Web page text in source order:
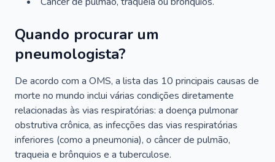
Quando procurar um
pneumologista?
De acordo com a OMS, a lista das 10 principais causas de
morte no mundo inclui várias condições diretamente
relacionadas às vias respiratórias: a doença pulmonar
obstrutiva crônica, as infecções das vias respiratórias
inferiores (como a pneumonia), o câncer de pulmão,
traqueia e brônquios e a tuberculose.